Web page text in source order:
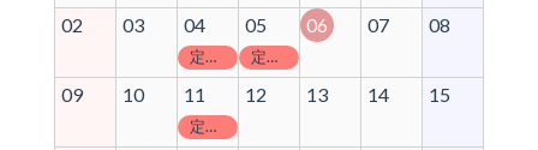
02 03 04
定休日
05
定休日
06 07 08
09 10 11
定休日
12 13 14 15